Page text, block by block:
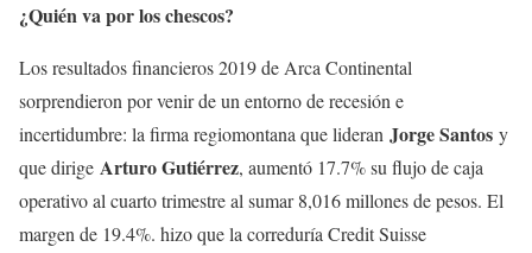
¿Quién va por los chescos?
Los resultados financieros 2019 de Arca Continental
sorprendieron por venir de un entorno de recesión e
incertidumbre: la firma regiomontana que lideran Jorge Santos y
que dirige Arturo Gutiérrez, aumentó 17.7% su flujo de caja
operativo al cuarto trimestre al sumar 8,016 millones de pesos. El
margen de 19.4%. hizo que la correduría Credit Suisse